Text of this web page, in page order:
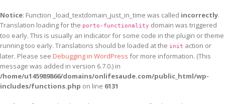
Notice: Function _load_textdomain_just_in_time was called incorrectly.
Translation loading for the porto-functionality domain was triggered
too early. This is usually an indicator for some code in the plugin or theme
running too early. Translations should be loaded at the init action or
later. Please see Debugging in WordPress for more information. (This
message was added in version 6.7.0.) in
/home/u145989866/domains/onlifesaude.com/public_html/wp-
includes/functions.php on line 6131